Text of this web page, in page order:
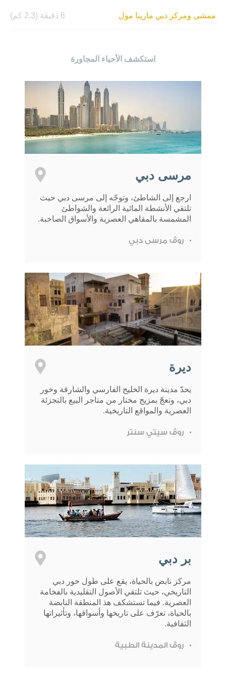
ممشى ومركز دبي مارينا مول 6 دقيقة (2.3 كم)
استكشف الأحياء المجاورة
مرسى دبي
ارجع إلى الشاطئ، وتوجّه إلى مرسى دبي حيث
تلتقي الأنشطة المائية الرائعة والشواطئ
المشمسة بالمقاهي العصرية والأسواق الصاخبة.
روڤ مرسى دبي
ديرة
يحدّ مدينة ديرة الخليج الفارسي والشارقة وخور
دبي، وتعجّ بمزيج مختار من متاجر البيع بالتجزئة
العصرية والمواقع التاريخية.
روڤ سيتي سنتر
بر دبي
مركز نابض بالحياة، يقع على طول خور دبي
التاريخي، حيث تلتقي الأصول التقليدية بالفخامة
العصرية. فيما تستشكف هذ المنطقة النابضة
بالحياة، تعرّف على تاريخها وأسواقها، وتأثيراتها
الثقافية.
روڤ المدينة الطبية